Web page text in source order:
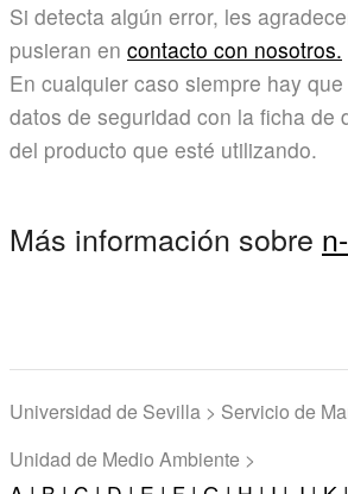
Si detecta algún error, les
pusieran en contacto con nosotros.
En cualquier caso siempre hay
datos de seguridad con la ficha de
del producto que esté utilizando.
Más información sobre
Universidad de Sevilla > Servicio de
Unidad de Medio Ambiente >